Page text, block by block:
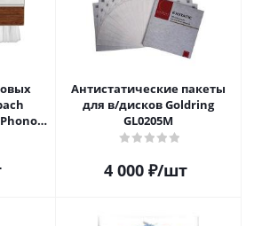
Phono
Антистатические пакеты
для в/дисков Goldring
GL0205M
4 000₽/шт